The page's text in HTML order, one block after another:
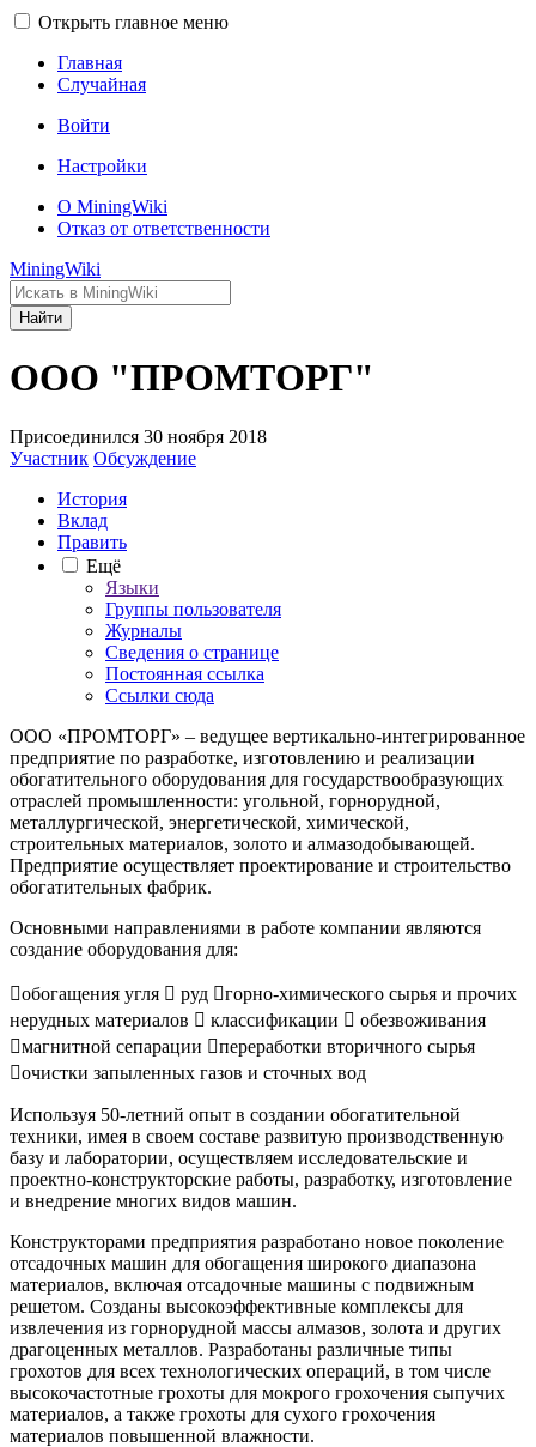
Открыть главное меню
Главная
Случайная
Войти
Настройки
О MiningWiki
Отказ от ответственности
MiningWiki
Найти
ООО "ПРОМТОРГ"
Присоединился 30 ноября 2018
Участник Обсуждение
История
Вклад
Править
Ещё
Языки
Группы пользователя
Журналы
Сведения о странице
Постоянная ссылка
Ссылки сюда
ООО «ПРОМТОРГ» – ведущее вертикально-интегрированное
предприятие по разработке, изготовлению и реализации
обогатительного оборудования для государствообразующих
отраслей промышленности: угольной, горнорудной,
металлургической, энергетической, химической,
строительных материалов, золото и алмазодобывающей.
Предприятие осуществляет проектирование и строительство
обогатительных фабрик.
Основными направлениями в работе компании являются
создание оборудования для:
обогащения угля  руд горно-химического сырья и прочих
нерудных материалов  классификации  обезвоживания
магнитной сепарации переработки вторичного сырья
очистки запыленных газов и сточных вод
Используя 50-летний опыт в создании обогатительной
техники, имея в своем составе развитую производственную
базу и лаборатории, осуществляем исследовательские и
проектно-конструкторские работы, разработку, изготовление
и внедрение многих видов машин.
Конструкторами предприятия разработано новое поколение
отсадочных машин для обогащения широкого диапазона
материалов, включая отсадочные машины с подвижным
решетом. Созданы высокоэффективные комплексы для
извлечения из горнорудной массы алмазов, золота и других
драгоценных металлов. Разработаны различные типы
грохотов для всех технологических операций, в том числе
высокочастотные грохоты для мокрого грохочения сыпучих
материалов, а также грохоты для сухого грохочения
материалов повышенной влажности.